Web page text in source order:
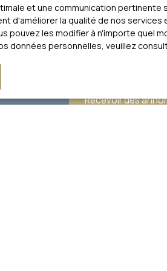
CS 61311, 41013 BLOIS CEDEX.
Recevoir des
et une communication
d'améliorer la qualité de nos
pouvez les modifier à n'importe quel
données personnelles, veuillez